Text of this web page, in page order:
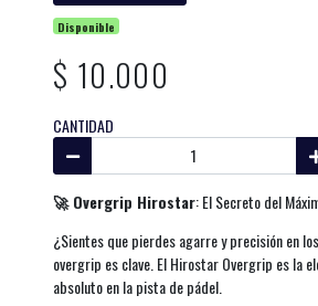
Disponible
$ 10.000
CANTIDAD
🚀 Overgrip Hirostar: El Secreto del
¿Sientes que pierdes agarre y precisión en
overgrip es clave. El Hirostar Overgrip es la
absoluto en la pista de pádel.